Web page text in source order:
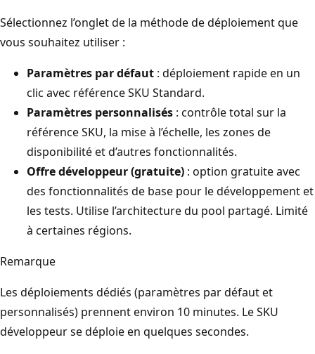
Sélectionnez l’onglet de la méthode de déploiement que
vous souhaitez utiliser :
Paramètres par défaut : déploiement rapide en un
clic avec référence SKU Standard.
Paramètres personnalisés : contrôle total sur la
référence SKU, la mise à l’échelle, les zones de
disponibilité et d’autres fonctionnalités.
Offre développeur (gratuite) : option gratuite avec
des fonctionnalités de base pour le développement et
les tests. Utilise l’architecture du pool partagé. Limité
à certaines régions.
Remarque
Les déploiements dédiés (paramètres par défaut et
personnalisés) prennent environ 10 minutes. Le SKU
développeur se déploie en quelques secondes.